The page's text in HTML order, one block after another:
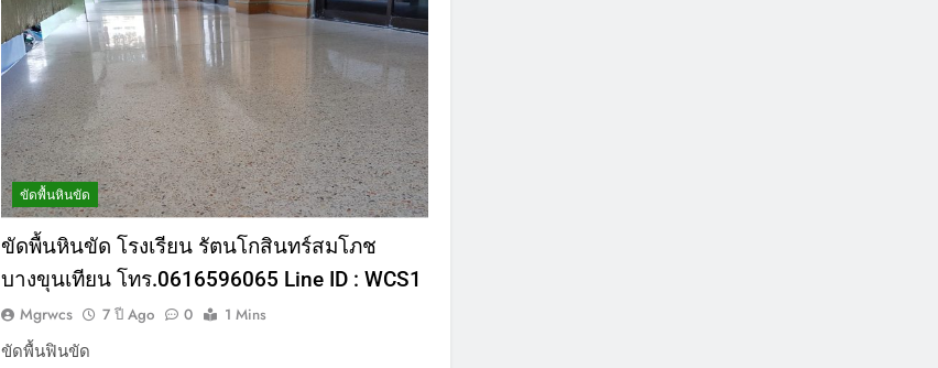
ขัดพื้นหินขัด
ขัดพื้นหินขัด โรงเรียน รัตนโกสินทร์สมโภช
บางขุนเทียน โทร.0616596065 Line ID : WCS1
Mgrwcs 7 ปี Ago 0
1 Mins
ขัดพื้นฟินขัด